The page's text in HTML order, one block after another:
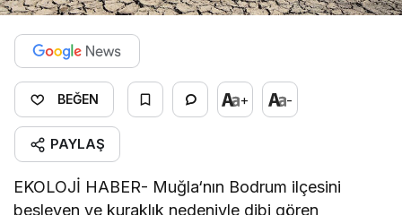
BEĞEN + -
PAYLAŞ
EKOLOJİ HABER- Muğla‘nın Bodrum ilçesini
besleyen ve kuraklık nedeniyle dibi gören